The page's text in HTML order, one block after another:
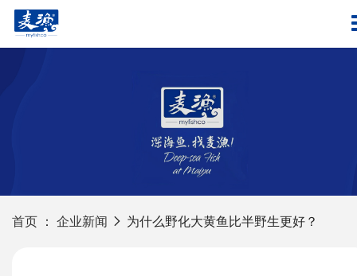
首页 ： 企业新闻 为什么野化大黄鱼比半野生更好？